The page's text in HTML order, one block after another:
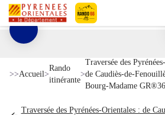
Pyrénées-Orientales
GR®36, de Planès à Bourg-Madame
>>Accueil>
Rando
itinérante
>
Traversée des
de Caudiès-de-
Bourg-Madame GR®36
Traversée des Pyrénées-Orientales : de